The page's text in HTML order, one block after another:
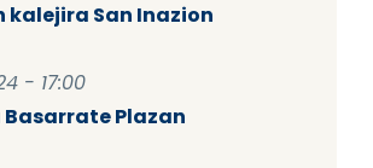
kalejira San Inazion
- 17:00
Basarrate Plazan